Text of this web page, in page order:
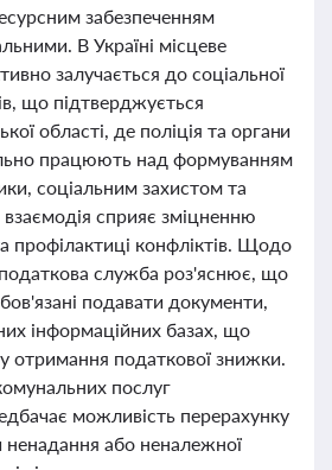
забезпеченням
В Україні місцеве
залучається до соціальної
що підтверджується
області, де поліція та органи
працюють над формуванням
соціальним захистом та
взаємодія сприяє зміцненню
профілактиці конфліктів. Щодо
служба роз'яснює, що
подавати документи,
інформаційних базах, що
отримання податкової знижки.
послуг
можливість перерахунку
ненадання або неналежної